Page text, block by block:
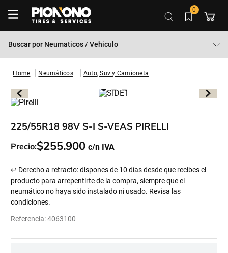
0
Buscar por Neumaticos / Vehiculo
Neumáticos Auto, Suv y Camioneta
225/55R18 98V S-I S-VEAS PIRELLI
Precio:$255.900
↩ Derecho a retracto: dispones de 10 días desde que recibes el
producto para arrepentirte de la compra, siempre que el
neumático no haya sido instalado ni usado. Revisa las
condiciones.
Referencia:4063100